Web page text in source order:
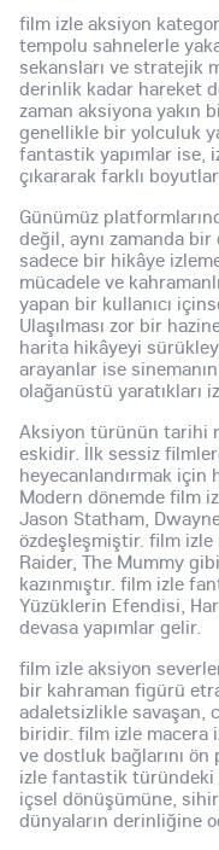
film izle aksiyon
tempolu sahnelerle
sekansları ve stratejik
derinlik kadar hareket
zaman aksiyona yakın
genellikle bir yolculuk
fantastik yapımlar ise,
çıkararak farklı
Günümüz
değil, aynı zamanda
sadece bir hikâye
mücadele ve
yapan bir kullanıcı
Ulaşılması zor bir
harita hikâyeyi
arayanlar ise
olağanüstü yaratıkları
Aksiyon türünün tarihi
eskidir. İlk sessiz
heyecanlandırmak için
Modern dönemde film
Jason Statham,
özdeşleşmiştir. film izle
Raider, The Mummy
kazınmıştır. film izle
Yüzüklerin Efendisi,
devasa yapımlar gelir.
film izle aksiyon
bir kahraman figürü
adaletsizlikle savaşan,
biridir. film izle macera
ve dostluk bağlarını
izle fantastik türündeki
içsel dönüşümüne,
dünyaların derinliğine